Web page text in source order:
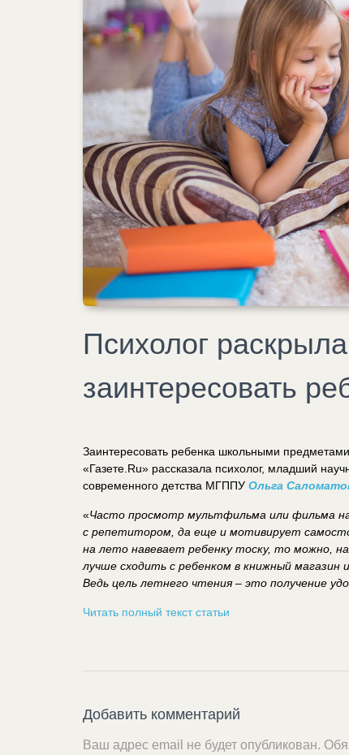
Психолог
заинтересовать
Заинтересовать ребенка школьными
«Газете.Ru» рассказала психолог, младший
современного детства МГППУ Ольга
«Часто просмотр мультфильма или фильма
с репетитором, да еще и мотивирует
на лето навевает ребенку тоску, то можно,
лучше сходить с ребенком в книжный
Ведь цель летнего чтения – это получение
Читать полный текст статьи
Добавить комментарий
Ваш адрес email не будет опубликован.